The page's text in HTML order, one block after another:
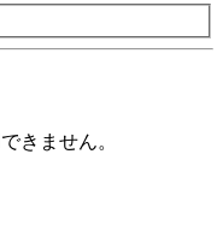
きません。